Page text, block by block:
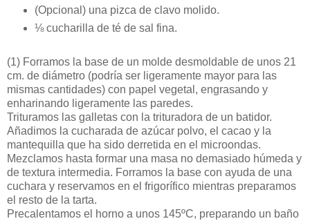
(Opcional) una pizca de clavo molido.
⅛ cucharilla de té de sal fina.
(1) Forramos la base de un molde desmoldable de unos 21
cm. de diámetro (podría ser ligeramente mayor para las
mismas cantidades) con papel vegetal, engrasando y
enharinando ligeramente las paredes.
Trituramos las galletas con la trituradora de un batidor.
Añadimos la cucharada de azúcar polvo, el cacao y la
mantequilla que ha sido derretida en el microondas.
Mezclamos hasta formar una masa no demasiado húmeda y
de textura intermedia. Forramos la base con ayuda de una
cuchara y reservamos en el frigorífico mientras preparamos
el resto de la tarta.
Precalentamos el horno a unos 145ºC, preparando un baño